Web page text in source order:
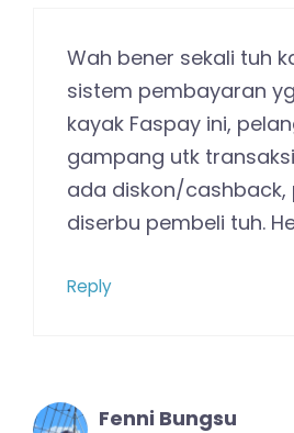
Wah bener sekali tuh
sistem pembayaran
kayak Faspay ini,
gampang utk
ada diskon/cashback,
diserbu pembeli tuh.
Reply
Fenni Bungsu